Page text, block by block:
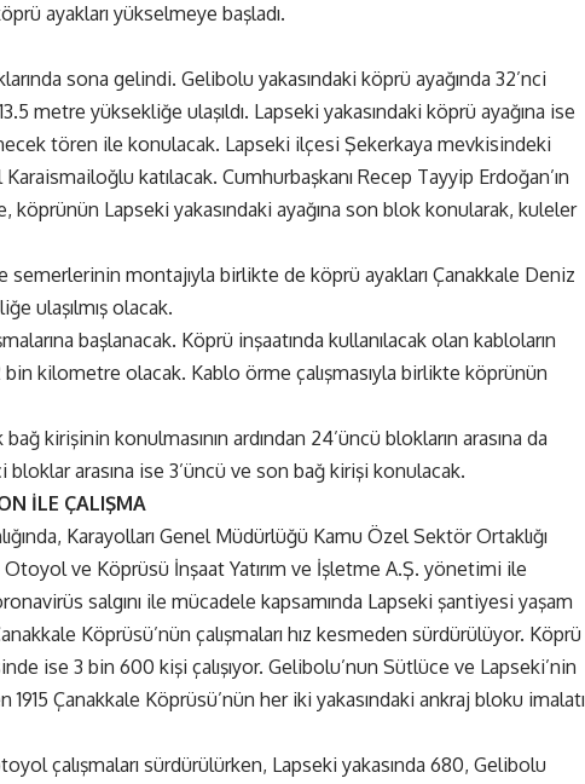
ayakları yükselmeye başladı.
sona gelindi. Gelibolu yakasındaki köprü ayağında 32’nci
metre yüksekliğe ulaşıldı. Lapseki yakasındaki köprü ayağına ise
tören ile konulacak. Lapseki ilçesi Şekerkaya mevkisindeki
katılacak. Cumhurbaşkanı Recep Tayyip Erdoğan’ın
Lapseki yakasındaki ayağına son blok konularak, kuleler
semerlerinin montajıyla birlikte de köprü ayakları Çanakkale Deniz
ulaşılmış olacak.
başlanacak. Köprü inşaatında kullanılacak olan kabloların
bin kilometre olacak. Kablo örme çalışmasıyla birlikte köprünün
kirişinin konulmasının ardından 24’üncü blokların arasına da
bloklar arasına ise 3’üncü ve son bağ kirişi konulacak.
İLE ÇALIŞMA
Karayolları Genel Müdürlüğü Kamu Özel Sektör Ortaklığı
ve Köprüsü İnşaat Yatırım ve İşletme A.Ş. yönetimi ile
salgını ile mücadele kapsamında Lapseki şantiyesi yaşam
Köprüsü’nün çalışmaları hız kesmeden sürdürülüyor. Köprü
ise 3 bin 600 kişi çalışıyor. Gelibolu’nun Sütlüce ve Lapseki’nin
Çanakkale Köprüsü’nün her iki yakasındaki ankraj bloku imalatı
çalışmaları sürdürülürken, Lapseki yakasında 680, Gelibolu